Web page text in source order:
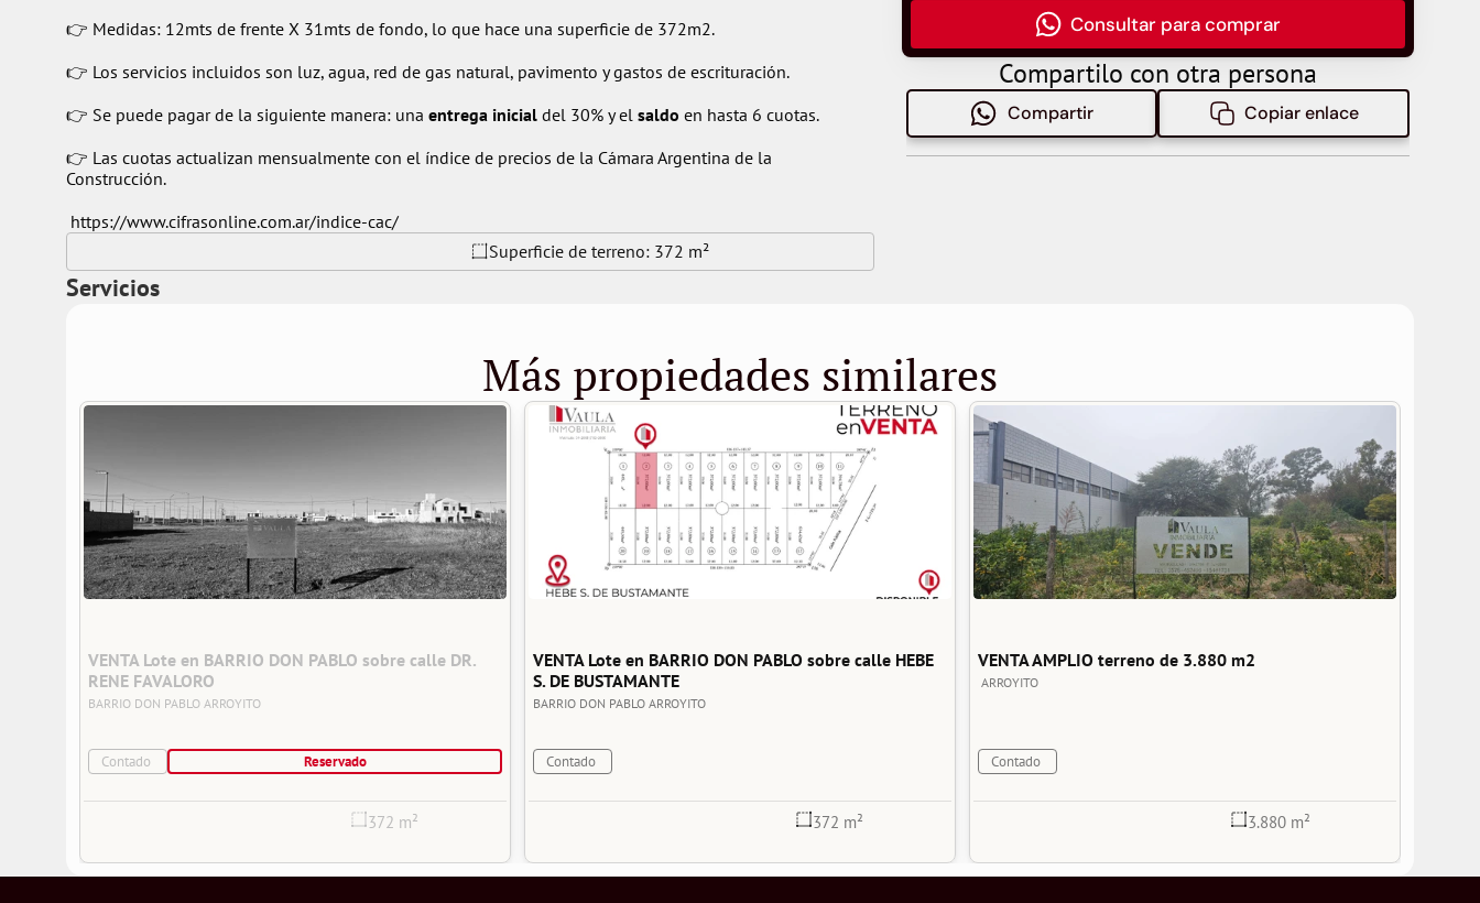
👉 Medidas: 12mts de frente X 31mts de fondo, lo que hace una superficie de 372m2.
👉 Los servicios incluidos son luz, agua, red de gas natural, pavimento y gastos de escrituración.
👉 Se puede pagar de la siguiente manera: una entrega inicial del 30% y el saldo en hasta 6 cuotas.
👉 Las cuotas actualizan mensualmente con el índice de precios de la Cámara Argentina de la
Construcción.
https://www.cifrasonline.com.ar/indice-cac/
Superficie de terreno: 372 m²
Servicios
Consultar para comprar
Compartilo con otra persona
Compartir Copiar enlace
Más propiedades similares
VENTA Lote en BARRIO DON PABLO sobre calle DR.
RENE FAVALORO
BARRIO DON PABLO ARROYITO
Contado Reservado
372 m²
VENTA Lote en BARRIO DON PABLO sobre calle HEBE
S. DE BUSTAMANTE
BARRIO DON PABLO ARROYITO
Contado
372 m²
VENTA AMPLIO terreno de 3.880 m2
ARROYITO
Contado
3.880 m²